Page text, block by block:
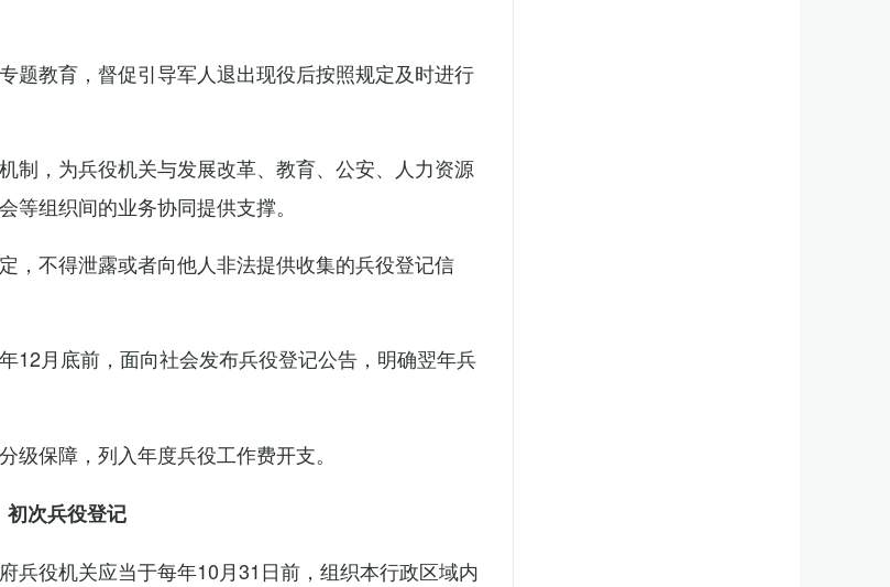
题教育，督促引导军人退出现役后按照规定及时进行
制，为兵役机关与发展改革、教育、公安、人力资源
组织间的业务协同提供支撑。
，不得泄露或者向他人非法提供收集的兵役登记信
12月底前，面向社会发布兵役登记公告，明确翌年兵
保障，列入年度兵役工作费开支。
次兵役登记
兵役机关应当于每年10月31日前，组织本行政区域内